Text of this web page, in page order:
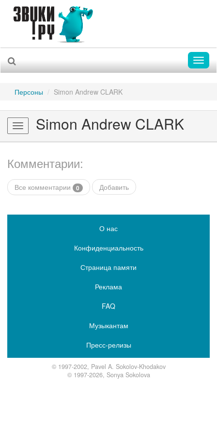
Персоны Simon Andrew CLARK
Toggle
navigation
Simon Andrew CLARK
Комментарии:
Все комментарии 0 Добавить
О нас
Конфиденциальность
Страница памяти
Реклама
FAQ
Музыкантам
Пресс-релизы
© 1997-2002, Pavel A. Sokolov-Khodakov
© 1997-2026, Sonya Sokolova